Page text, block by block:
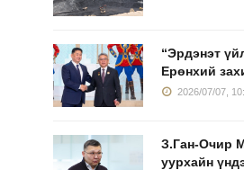
“Эрдэнэт
Ерөнхий
2026/07/07,
З.Ган-Очир
уурхайн